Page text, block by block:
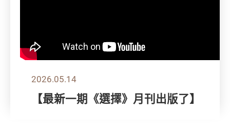
2026.05.14
【最新一期《選擇》月刊出版了】